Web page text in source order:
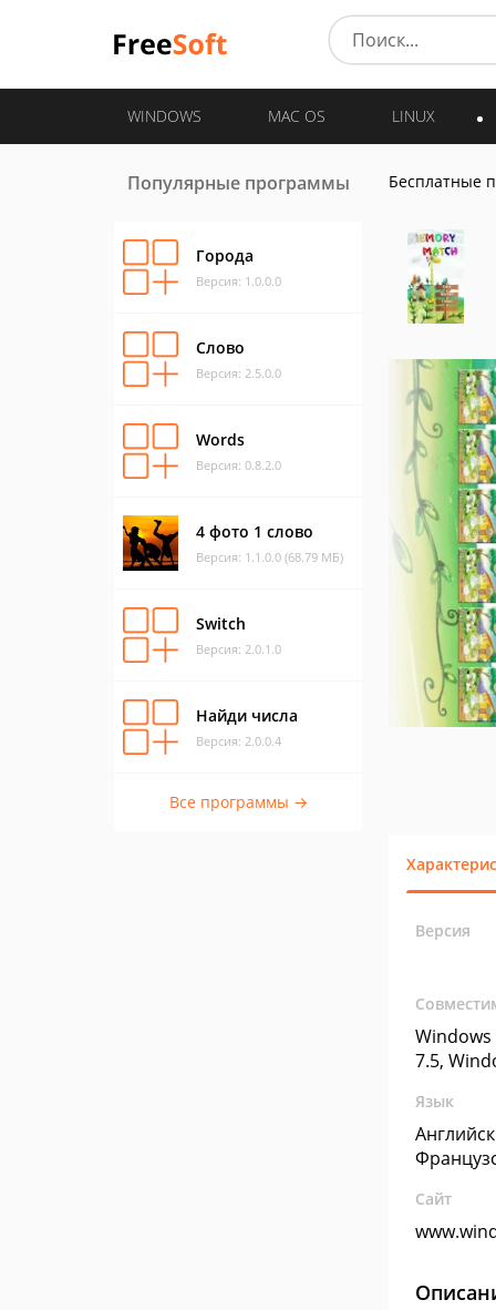
WINDOWS MAC OS LINUX
Популярные программы
Города
Версия: 1.0.0.0
Слово
Версия: 2.5.0.0
Words
Версия: 0.8.2.0
4 фото 1 слово
Версия: 1.1.0.0 (68.79 МБ)
Switch
Версия: 2.0.1.0
Найди числа
Версия: 2.0.0.4
Все программы →
Бесплатные
Версия
Windows
7.5,
Язык
Сайт